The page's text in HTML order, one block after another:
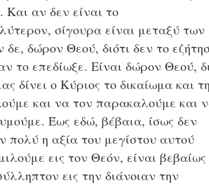
Και αν δεν είναι το
σίγουρα είναι μεταξύ των
δώρον Θεού, διότι δεν το
το επεδίωξε. Είναι δώρον Θεού,
δίνει ο Κύριος το δικαίωμα και
και να τον παρακαλούμε και
Έως εδώ, βέβαια, ίσως δεν
πολύ η αξία του μεγίστου αυτού
εις τον Θεόν, είναι βεβαίως
εις την διάνοιαν την